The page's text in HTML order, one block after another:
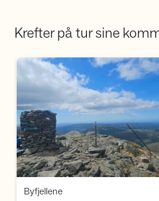
Krefter på tur sine
Åpne aktivitet
Byfjellene,